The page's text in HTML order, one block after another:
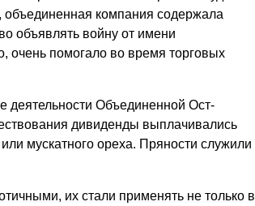
компания содержала
объявлять войну от имени
очень помогало во время торговых
деятельности Объединенной Ост-
дивиденды выплачивались
мускатного ореха. Пряности служили
их стали применять не только в